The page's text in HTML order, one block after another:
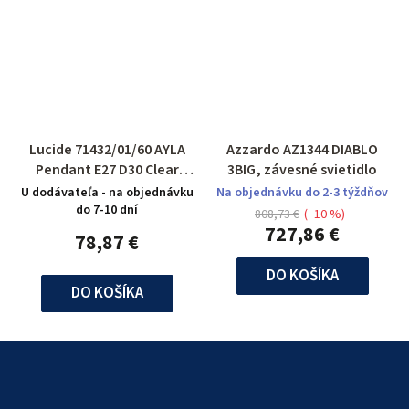
Lucide 71432/01/60 AYLA
Pendant E27 D30 Clear
Glass/Chrome
U dodávateľa - na objednávku
do 7-10 dní
78,87 €
DO KOŠÍKA
Azzardo AZ1344 DIABLO
3BIG, závesné svietidlo
Na objednávku do 2-3 týždňov
727,86 €
808,73 € (–10 %)
DO KOŠÍKA